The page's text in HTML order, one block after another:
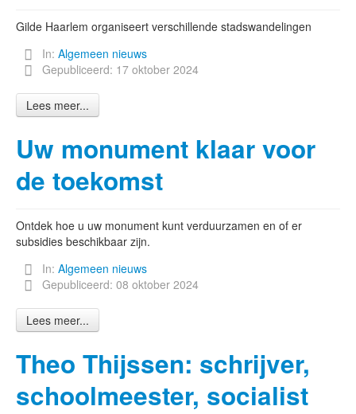
Gilde Haarlem organiseert verschillende stadswandelingen
In: Algemeen nieuws
Gepubliceerd: 17 oktober 2024
Lees meer...
Uw monument klaar voor
de toekomst
Ontdek hoe u uw monument kunt verduurzamen en of er
subsidies beschikbaar zijn.
In: Algemeen nieuws
Gepubliceerd: 08 oktober 2024
Lees meer...
Theo Thijssen: schrijver,
schoolmeester, socialist